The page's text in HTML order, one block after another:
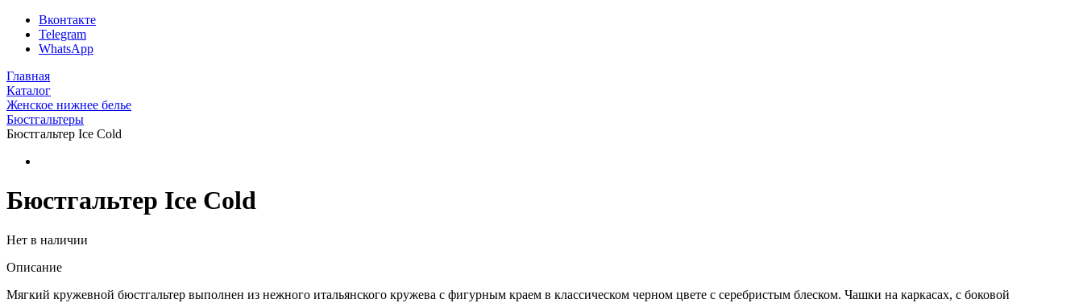
Вконтакте
Telegram
WhatsApp
Главная
Каталог
Женское нижнее белье
Бюстгальтеры
Бюстгальтер Ice Cold
Бюстгальтер Ice Cold
Нет в наличии
Описание
Мягкий кружевной бюстгальтер выполнен из нежного итальянского кружева с фигурным краем в классическом черном цвете с серебристым блеском. Чашки на каркасах, с боковой